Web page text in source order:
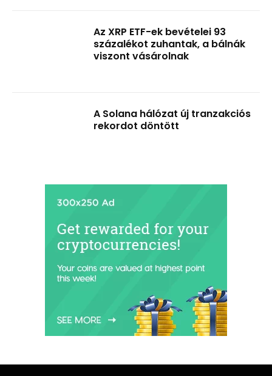
Az XRP ETF-ek bevételei 93
százalékot zuhantak, a bálnák
viszont vásárolnak
A Solana hálózat új tranzakciós
rekordot döntött